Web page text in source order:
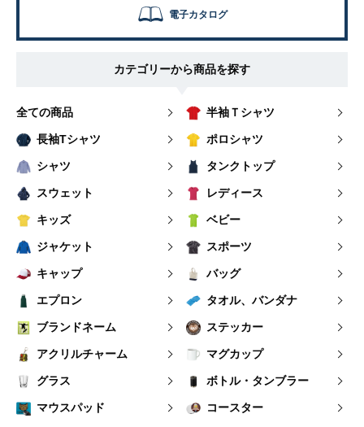
電子カタログ
カテゴリーから商品を探す
全ての商品 半袖Ｔシャツ
長袖Tシャツ ポロシャツ
シャツ タンクトップ
スウェット レディース
キッズ ベビー
ジャケット スポーツ
キャップ バッグ
エプロン タオル、バンダナ
ブランドネーム ステッカー
アクリルチャーム マグカップ
グラス ボトル・タンブラー
マウスパッド コースター